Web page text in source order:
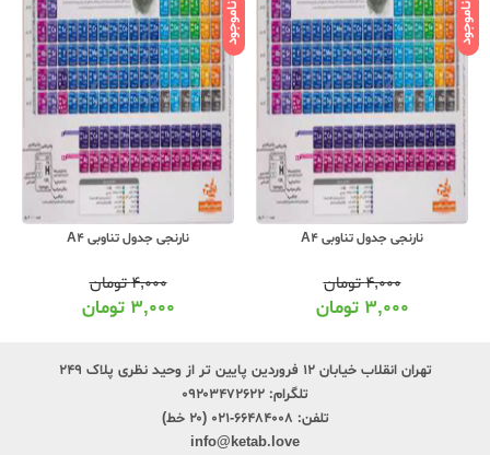
ناموجود
نارنجی جدول تناوبی A4
۴,۰۰۰تومان
۳,۰۰۰ تومان
ناموجود
نارنجی جدول تناوبی A4
۴,۰۰۰تومان
۳,۰۰۰ تومان
تهران انقلاب خیابان ۱۲ فروردین پایین تر از وحید نظری پلاک ۲۴۹
تلگرام: ۰۹۲۰۳۴۷۲۶۲۲
تلفن: ۶۶۴۸۴۰۰۸-۰۲۱ (۲۰ خط)
info@ketab.love